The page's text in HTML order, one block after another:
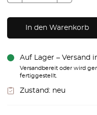
In den Warenkorb
Auf Lager – Versand
Versandbereit oder wird
fertiggestellt.
Zustand: neu